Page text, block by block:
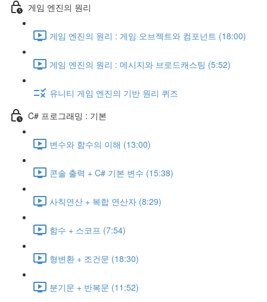
게임 엔진의 원리
게임 엔진의 원리 : 게임 오브젝트와 컴포넌트 (18:00)
게임 엔진의 원리 : 메시지와 브로드캐스팅 (5:52)
유니티 게임 엔진의 기반 원리 퀴즈
C# 프로그래밍 : 기본
변수와 함수의 이해 (13:00)
콘솔 출력 + C# 기본 변수 (15:38)
사칙연산 + 복합 연산자 (8:29)
함수 + 스코프 (7:54)
형변환 + 조건문 (18:30)
분기문 + 반복문 (11:52)